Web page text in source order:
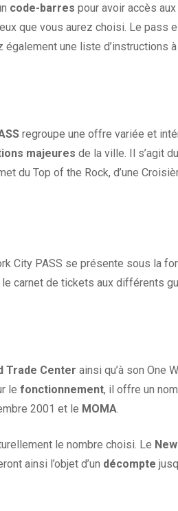
code-barres pour avoir accès
que vous aurez choisi. Le pass
une liste d’instructions à
regroupe une offre variée et
majeures de la ville. Il s’agit
du Top of the Rock, d’une
City PASS se présente sous la
carnet de tickets aux différents
Trade Center ainsi qu’à son One
le fonctionnement, il offre un
2001 et le MOMA
le nombre choisi. Le
ainsi l’objet d’un décompte